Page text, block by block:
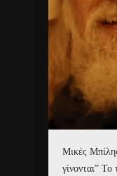
Μικές
γίνονται” Το